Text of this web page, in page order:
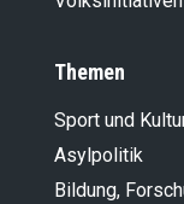
Themen
Sport und
Asylpolitik
Bildung,